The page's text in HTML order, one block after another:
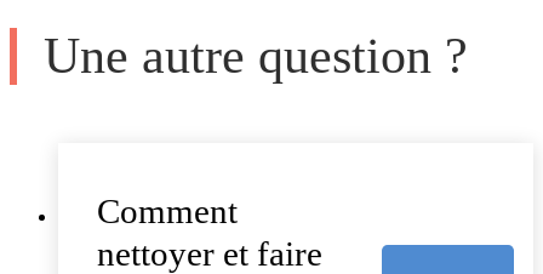
Une autre question ?
Comment
nettoyer et faire